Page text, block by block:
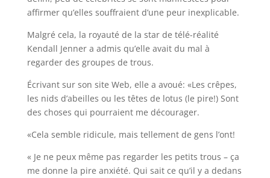
affirmer qu’elles souffraient d’une peur inexplicable.
Malgré cela, la royauté de la star de télé-réalité
Kendall Jenner a admis qu’elle avait du mal à
regarder des groupes de trous.
Écrivant sur son site Web, elle a avoué: «Les crêpes,
les nids d’abeilles ou les têtes de lotus (le pire!) Sont
des choses qui pourraient me décourager.
«Cela semble ridicule, mais tellement de gens l’ont!
« Je ne peux même pas regarder les petits trous – ça
me donne la pire anxiété. Qui sait ce qu’il y a dedans